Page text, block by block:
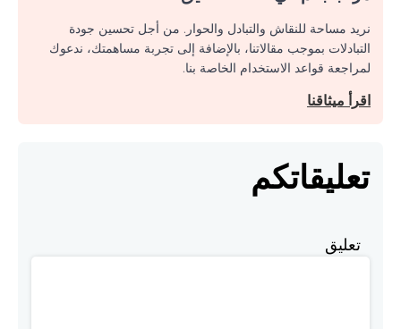
نريد مساحة للنقاش والتبادل والحوار. من أجل تحسين جودة
التبادلات بموجب مقالاتنا، بالإضافة إلى تجربة مساهمتك، ندعوك
لمراجعة قواعد الاستخدام الخاصة بنا.
اقرأ ميثاقنا
تعليقاتكم
تعليق